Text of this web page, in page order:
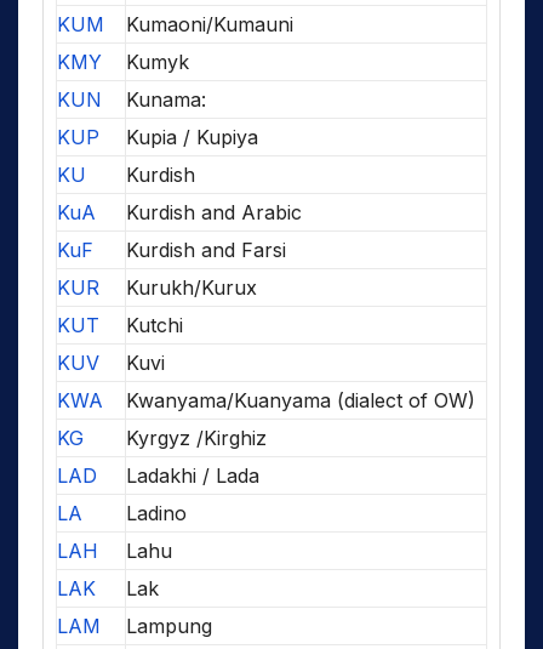
KUM
Kumaoni/Kumauni
KMY
Kumyk
KUN
Kunama:
KUP
Kupia / Kupiya
KU
Kurdish
KuA
Kurdish and Arabic
KuF
Kurdish and Farsi
KUR
Kurukh/Kurux
KUT
Kutchi
KUV
Kuvi
KWA
Kwanyama/Kuanyama (dialect of OW)
KG
Kyrgyz /Kirghiz
LAD
Ladakhi / Lada
LA
Ladino
LAH
Lahu
LAK
Lak
LAM
Lampung